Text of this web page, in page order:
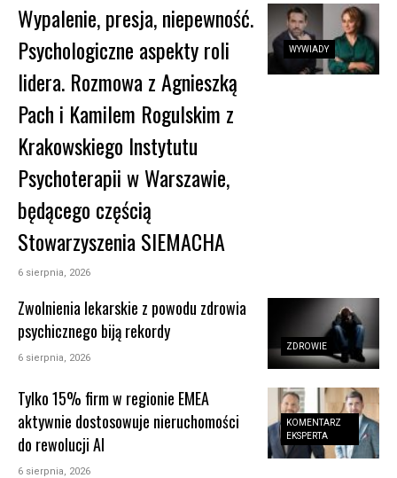
WYWIADY
Wypalenie, presja, niepewność.
Psychologiczne aspekty roli
lidera. Rozmowa z Agnieszką
Pach i Kamilem Rogulskim z
Krakowskiego Instytutu
Psychoterapii w Warszawie,
będącego częścią
Stowarzyszenia SIEMACHA
6 sierpnia, 2026
ZDROWIE
Zwolnienia lekarskie z powodu zdrowia
psychicznego biją rekordy
6 sierpnia, 2026
KOMENTARZ
EKSPERTA
Tylko 15% firm w regionie EMEA
aktywnie dostosowuje nieruchomości
do rewolucji AI
6 sierpnia, 2026